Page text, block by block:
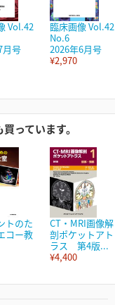
Vol.42
月号
臨床画像 Vol.42
No.6
2026年6月号
¥2,970
っています。
トのた
コー教
CT・MRI画像解
剖ポケットアト
ラス 第4版...
¥4,400